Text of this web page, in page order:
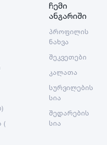
(
ჩემი
ანგარიში
პროფილის
ნახვა
შეკვეთები
კალათა
სურვილების
სია
შედარების
სია